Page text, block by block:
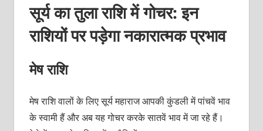
सूर्य का तुला राशि में गोचर: इन
राशियों पर पड़ेगा नकारात्मक प्रभाव
मेष राशि
मेष राशि वालों के लिए सूर्य महाराज आपकी कुंडली में पांचवें भाव
के स्वामी हैं और अब यह गोचर करके सातवें भाव में जा रहे हैं।